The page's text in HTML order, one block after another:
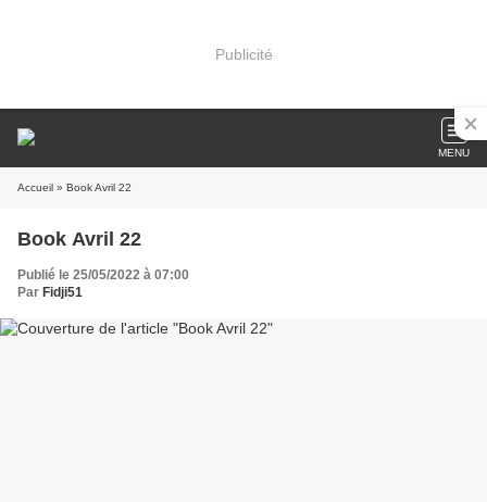
Publicité
MENU
Accueil » Book Avril 22
Book Avril 22
Publié le 25/05/2022 à 07:00
Par Fidji51